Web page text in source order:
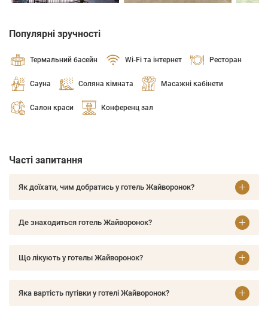
Популярні зручності
Термальний басейн Wi-Fi та інтернет Ресторан
Сауна Соляна кімната Масажні кабінети
Салон краси Конференц зал
Часті запитання
Як доїхати, чим добратись у готель Жайворонок?
Де знаходиться готель Жайворонок?
Що лікують у готелы Жайворонок?
Яка вартість путівки у готелі Жайворонок?